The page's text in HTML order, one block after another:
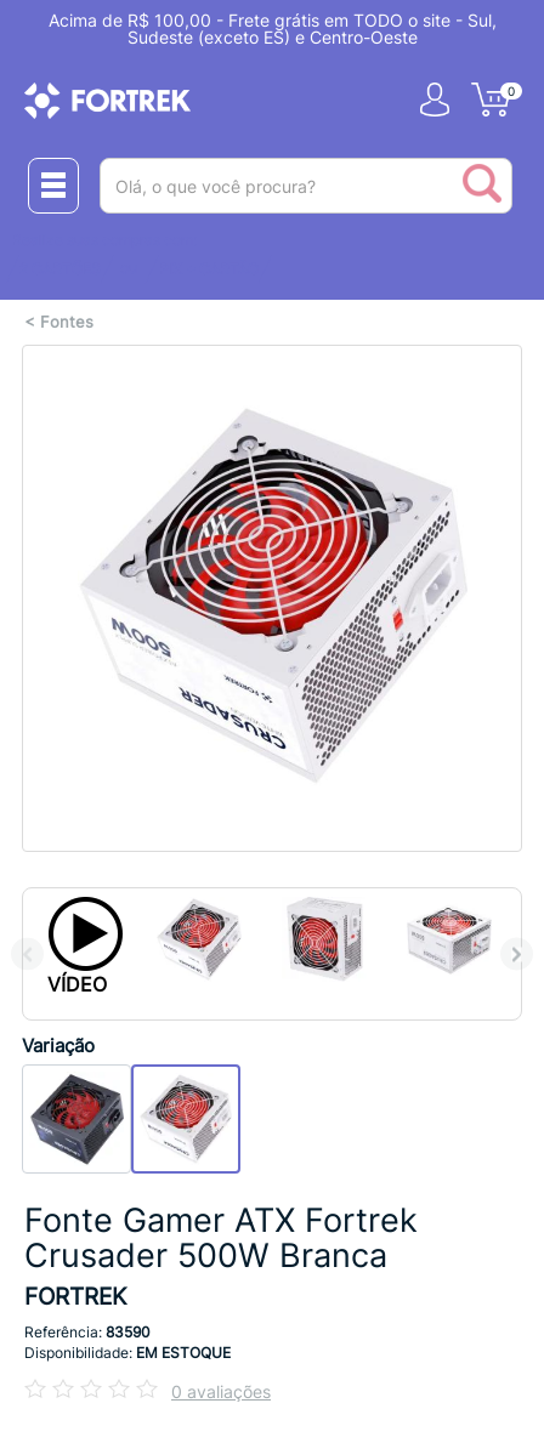
Acima de R$ 100,00 - Frete grátis em TODO o site - Sul,
Sudeste (exceto ES) e Centro-Oeste
0
< Fontes
VÍDEO
Variação
Fonte Gamer ATX Fortrek
Crusader 500W Branca
FORTREK
Referência: 83590
Disponibilidade: EM ESTOQUE
0 avaliações